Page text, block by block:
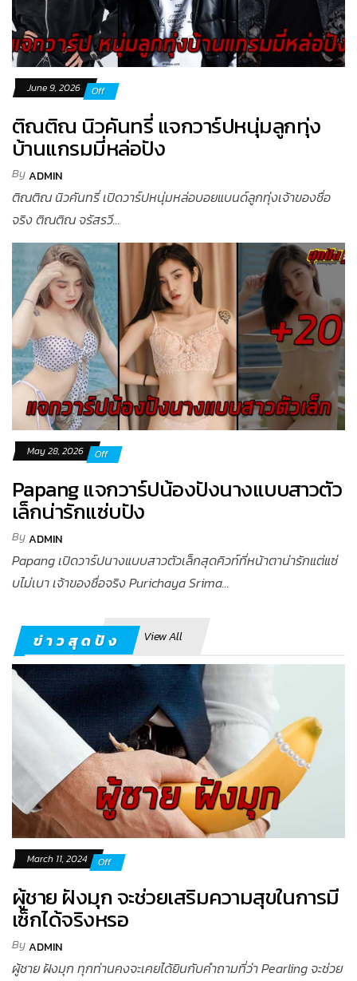
June 9, 2026 Off
ติณติณ นิวคันทรี่ แจกวาร์ปหนุ่มลูกทุ่ง
บ้านแกรมมี่หล่อปัง
ByADMIN
ติณติณ นิวคันทรี่ เปิดวาร์ปหนุ่มหล่อบอยแบนด์ลูกทุ่งเจ้าของชื่อ
จริง ติณติณ จรัสรวี...
May 28, 2026 Off
Papang แจกวาร์ปน้องปังนางแบบสาวตัว
เล็กน่ารักแซ่บปัง
ByADMIN
Papang เปิดวาร์ปนางแบบสาวตัวเล็กสุดคิวท์ที่หน้าตาน่ารักแต่แซ่
บไม่เบา เจ้าของชื่อจริง Purichaya Srima...
ข่าวสุดปัง View All
March 11, 2024 Off
ผู้ชาย ฝังมุก จะช่วยเสริมความสุขในการมี
เซ็กได้จริงหรอ
ByADMIN
ผู้ชาย ฝังมุก ทุกท่านคงจะเคยได้ยินกับคำถามที่ว่า Pearling จะช่วย